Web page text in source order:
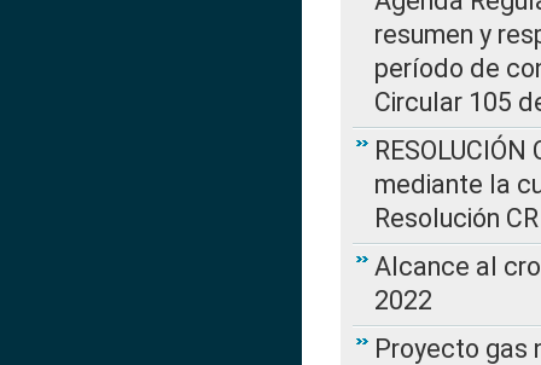
resumen y
período de
Circular 105
mediante la
Resolución
Alcance al
2022
Proyecto gas